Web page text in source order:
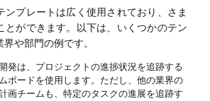
ンプレートは広く使用されており、さま
とができます。以下は、いくつかのテン
や部門の例です。
発は、プロジェクトの進捗状況を追跡する
ボードを使用します。ただし、他の業界の
画チームも、特定のタスクの進展を追跡す